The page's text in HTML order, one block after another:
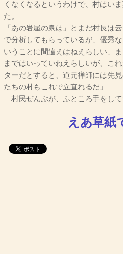
くなくなるというわけで、村はい
た。
「あの岩屋の泉は」とまだ村長は
で分析してもらっているが、優秀
いうことに間違えはねえらしい、
まではいっていねえらしいが、こ
ターだとすると、道元禅師には先
たちの村もこれで立直れるだ」
村民ぜんぶが、ふところ手をし
えあ草紙